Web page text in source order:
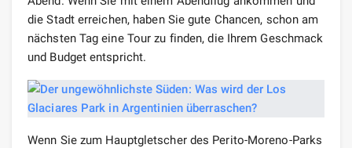
die Stadt erreichen, haben Sie gute Chancen, schon am
nächsten Tag eine Tour zu finden, die Ihrem Geschmack
und Budget entspricht.
Wenn Sie zum Hauptgletscher des Perito-Moreno-Parks